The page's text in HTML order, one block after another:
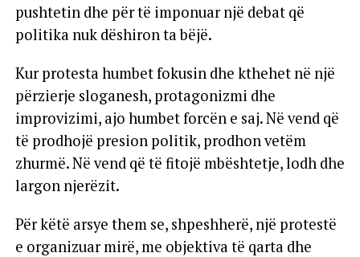
pushtetin dhe për të imponuar një debat që
politika nuk dëshiron ta bëjë.
Kur protesta humbet fokusin dhe kthehet në një
përzierje sloganesh, protagonizmi dhe
improvizimi, ajo humbet forcën e saj. Në vend që
të prodhojë presion politik, prodhon vetëm
zhurmë. Në vend që të fitojë mbështetje, lodh dhe
largon njerëzit.
Për këtë arsye them se, shpeshherë, një protestë
e organizuar mirë, me objektiva të qarta dhe